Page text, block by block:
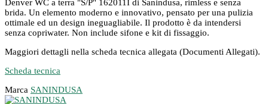
Denver WC a terra "S/P" 162011I di Sanindusa, rimless e senza
brida. Un elemento moderno e innovativo, pensato per una pulizia
ottimale ed un design ineguagliabile. Il prodotto è da intendersi
senza copriwater. Non include sifone e kit di fissaggio.
Maggiori dettagli nella scheda tecnica allegata (Documenti Allegati).
Scheda tecnica
Marca SANINDUSA